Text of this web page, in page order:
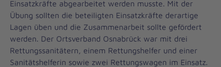
Einsatzkräfte abgearbeitet werden musste. Mit der
Übung sollten die beteiligten Einsatzkräfte derartige
Lagen üben und die Zusammenarbeit sollte gefördert
werden. Der Ortsverband Osnabrück war mit drei
Rettungssanitätern, einem Rettungshelfer und einer
Sanitätshelferin sowie zwei Rettungswagen im Einsatz.